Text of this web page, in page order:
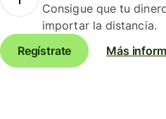
Consigue que tu
importar la distancia.
Regístrate
Más